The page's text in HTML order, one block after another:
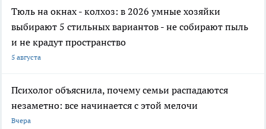
Тюль на окнах - колхоз: в 2026 умные хозяйки
выбирают 5 стильных вариантов - не собирают пыль
и не крадут пространство
5 августа
Психолог объяснила, почему семьи распадаются
незаметно: все начинается с этой мелочи
Вчера